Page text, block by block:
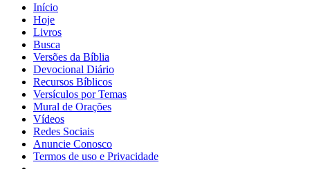
Início
Hoje
Livros
Busca
Versões da Bíblia
Devocional Diário
Recursos Bíblicos
Versículos por Temas
Mural de Orações
Vídeos
Redes Sociais
Anuncie Conosco
Termos de uso e Privacidade